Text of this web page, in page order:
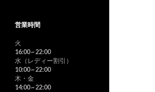
営業時間
火
16:00~ 22:00
水（レディー割引）
10:00~ 22:00
木・金
14:00~ 22:00